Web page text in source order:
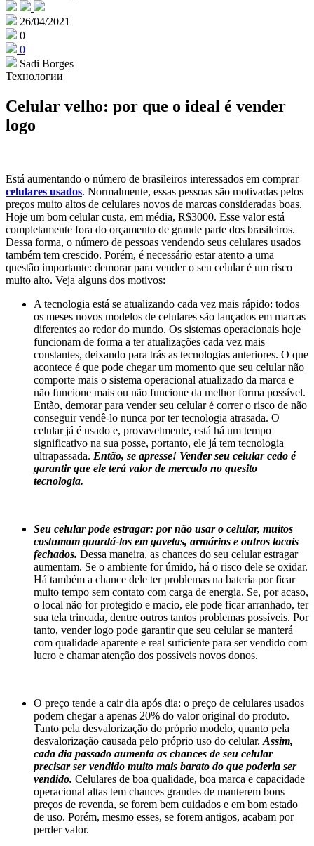
26/04/2021
0
0
Sadi Borges
Технологии
Celular velho: por que o ideal é vender
logo
Está aumentando o número de brasileiros interessados em comprar
celulares usados. Normalmente, essas pessoas são motivadas pelos
preços muito altos de celulares novos de marcas consideradas boas.
Hoje um bom celular custa, em média, R$3000. Esse valor está
completamente fora do orçamento de grande parte dos brasileiros.
Dessa forma, o número de pessoas vendendo seus celulares usados
também tem crescido. Porém, é necessário estar atento a uma
questão importante: demorar para vender o seu celular é um risco
muito alto. Veja alguns dos motivos:
A tecnologia está se atualizando cada vez mais rápido: todos
os meses novos modelos de celulares são lançados em marcas
diferentes ao redor do mundo. Os sistemas operacionais hoje
funcionam de forma a ter atualizações cada vez mais
constantes, deixando para trás as tecnologias anteriores. O que
acontece é que pode chegar um momento que seu celular não
comporte mais o sistema operacional atualizado da marca e
não funcione mais ou não funcione da melhor forma possível.
Então, demorar para vender seu celular é correr o risco de não
conseguir vendê-lo nunca por ter tecnologia atrasada. O
celular já é usado e, provavelmente, está há um tempo
significativo na sua posse, portanto, ele já tem tecnologia
ultrapassada. Então, se apresse! Vender seu celular cedo é
garantir que ele terá valor de mercado no quesito
tecnologia.
Seu celular pode estragar: por não usar o celular, muitos
costumam guardá-los em gavetas, armários e outros locais
fechados. Dessa maneira, as chances do seu celular estragar
aumentam. Se o ambiente for úmido, há o risco dele se oxidar.
Há também a chance dele ter problemas na bateria por ficar
muito tempo sem contato com carga de energia. Se, por acaso,
o local não for protegido e macio, ele pode ficar arranhado, ter
sua tela trincada, dentre outros tantos problemas possíveis. Por
tanto, vender logo pode garantir que seu celular se manterá
com qualidade aparente e real suficiente para ser vendido com
lucro e chamar atenção dos possíveis novos donos.
O preço tende a cair dia após dia: o preço de celulares usados
podem chegar a apenas 20% do valor original do produto.
Tanto pela desvalorização do próprio modelo, quanto pela
desvalorização causada pelo próprio uso do celular. Assim,
cada dia passado aumenta as chances de seu celular
precisar ser vendido muito mais barato do que poderia ser
vendido. Celulares de boa qualidade, boa marca e capacidade
operacional altas tem chances grandes de manterem bons
preços de revenda, se forem bem cuidados e em bom estado
de uso. Porém, mesmo esses, se forem antigos, acabam por
perder valor.